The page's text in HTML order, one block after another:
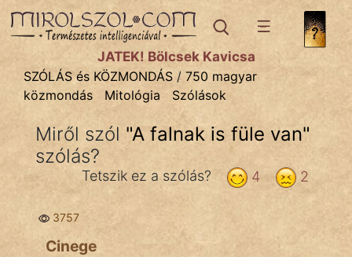
SZÓLÁS ÉS KÖZMONDÁStémák:
Bibliai
Kifejezések
Közmondások
Rímelő
Szóláscsoportok
JÁTÉK! Bölcsek Kavicsa
SZÓLÁS és KÖZMONDÁS / 750 magyar
közmondás
Mitológia Szólások
Miről szól "A falnak is füle van"
szólás?
2
4
Tetszik ez a szólás?
3757
Cinege